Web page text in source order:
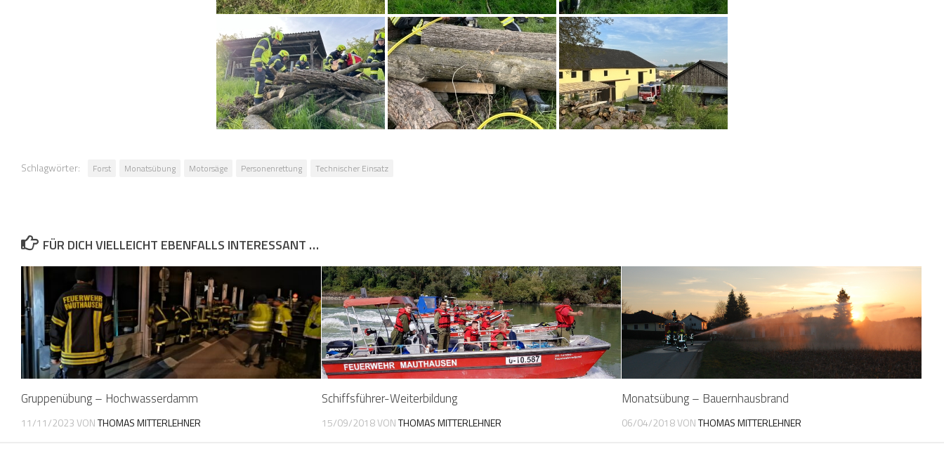
Schlagwörter: Forst Monatsübung Motorsäge Personenrettung Technischer Einsatz
FÜR DICH VIELLEICHT EBENFALLS INTERESSANT …
Gruppenübung – Hochwasserdamm
11/11/2023VONTHOMAS MITTERLEHNER
Schiffsführer-Weiterbildung
15/09/2018VONTHOMAS MITTERLEHNER
Monatsübung – Bauernhausbrand
06/04/2018VONTHOMAS MITTERLEHNER